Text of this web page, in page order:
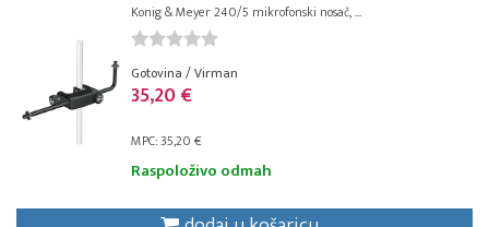
Konig & Meyer 240/5 mikrofonski nosač, ...
Gotovina / Virman
35,20 €
MPC: 35,20 €
Raspoloživo odmah